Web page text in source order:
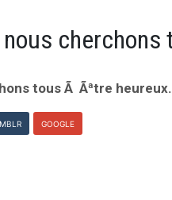
tous Ã Ãªtre heureux.
GOOGLE